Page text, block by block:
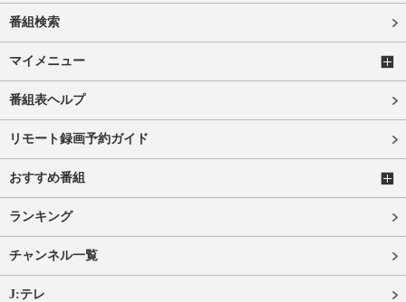
番組検索
マイメニュー
番組表ヘルプ
リモート録画予約ガイド
おすすめ番組
ランキング
チャンネル一覧
J:テレ